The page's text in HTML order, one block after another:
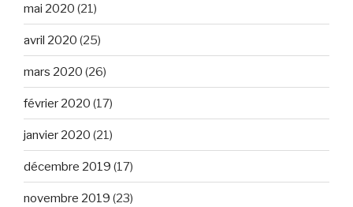
mai 2020 (21)
avril 2020 (25)
mars 2020 (26)
février 2020 (17)
janvier 2020 (21)
décembre 2019 (17)
novembre 2019 (23)